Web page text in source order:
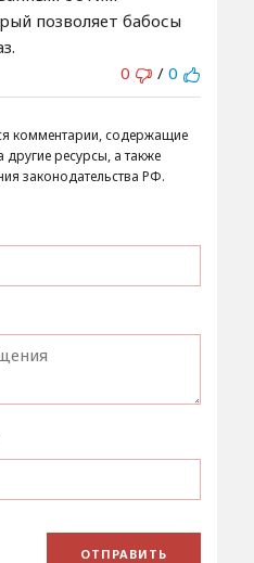
позволяет бабосы
0
/ 0
комментарии, содержащие
ресурсы, а также
законодательства РФ.